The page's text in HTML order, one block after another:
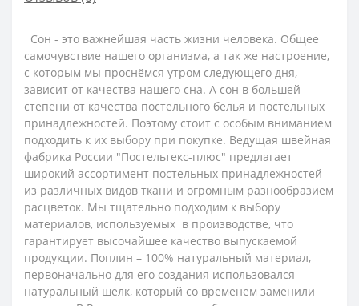
Сон - это важнейшая часть жизни человека. Общее
самочувствие нашего организма, а так же настроение,
с которым мы проснёмся утром следующего дня,
зависит от качества нашего сна. А сон в большей
степени от качества постельного белья и постельных
принадлежностей. Поэтому стоит с особым вниманием
подходить к их выбору при покупке. Ведущая швейная
фабрика России "Постельтекс-плюс" предлагает
широкий ассортимент постельных принадлежностей
из различных видов ткани и огромным разнообразием
расцветок. Мы тщательно подходим к выбору
материалов, используемых в производстве, что
гарантирует высочайшее качество выпускаемой
продукции. Поплин – 100% натуральный материал,
первоначально для его создания использовался
натуральный шёлк, который со временем заменили